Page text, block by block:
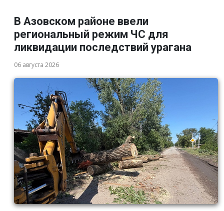
В Азовском районе ввели
региональный режим ЧС для
ликвидации последствий урагана
06 августа 2026